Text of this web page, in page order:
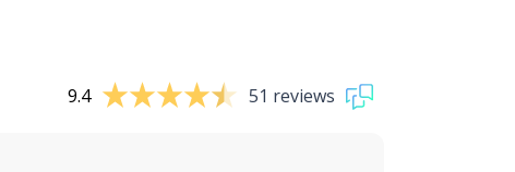
9.4 51 reviews